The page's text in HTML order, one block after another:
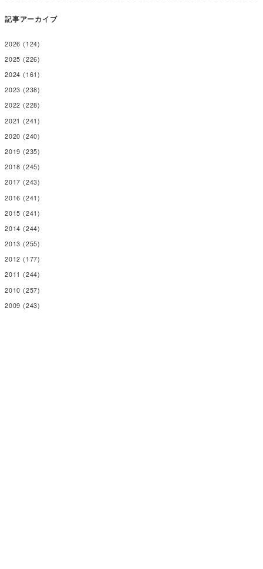
記事アーカイブ
2026 (124)
2025 (226)
2024 (161)
2023 (238)
2022 (228)
2021 (241)
2020 (240)
2019 (235)
2018 (245)
2017 (243)
2016 (241)
2015 (241)
2014 (244)
2013 (255)
2012 (177)
2011 (244)
2010 (257)
2009 (243)